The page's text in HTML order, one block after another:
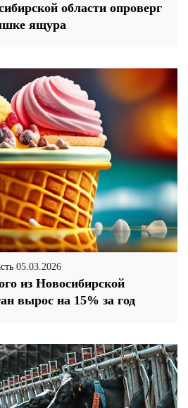
области опроверг
ящура
05.03.2026
из Новосибирской
вырос на 15% за год